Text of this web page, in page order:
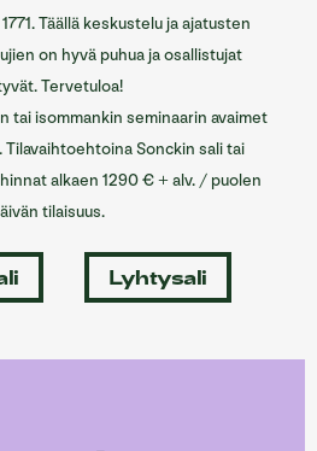
Täällä keskustelu ja ajatusten
on hyvä puhua ja osallistujat
Tervetuloa!
tai isommankin seminaarin avaimet
TilavaihtoehtoinaSonckin sali tai
alkaen 1290 € + alv. / puolen
tilaisuus.
Lyhtysali